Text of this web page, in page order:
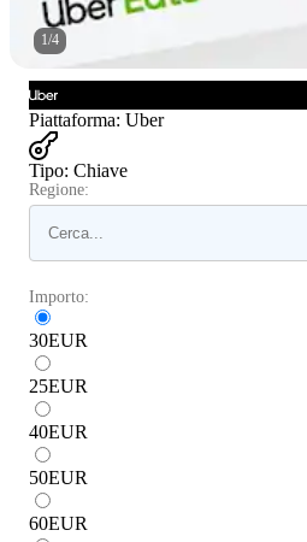
1/4
Piattaforma: Uber
Tipo: Chiave
Regione:
Importo:
30EUR
25EUR
40EUR
50EUR
60EUR